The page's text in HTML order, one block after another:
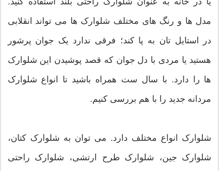
مدل ها و رنگ های مختلف شلوارک ها می تواند انقلابی
در استایل تان به پا کند؛ فرقی ندارد یک جوان پرشور
هستید یا مردی با دل جوان که قصد پوشیدن این شلوارک
ها را دارد. با سال ست همراه باشید تا انواع شلوارک
مردانه جدید را با هم بررسی کنیم.
شلوارک انواع مختلف دارد. می توان به شلوارک کتان،
شلوارک جین، شلوارک طرح ارتشی، شلوارک راحتی